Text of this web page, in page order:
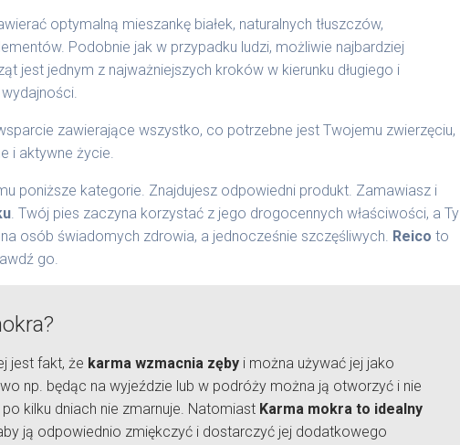
optymalną mieszankę białek, naturalnych tłuszczów,
Podobnie jak w przypadku ludzi, możliwie najbardziej
jest jednym z najważniejszych kroków w kierunku długiego i
zawierające wszystko, co potrzebne jest Twojemu zwierzęciu,
i aktywne życie.
poniższe kategorie. Znajdujesz odpowiedni produkt. Zamawiasz i
. Twój pies zaczyna korzystać z jego drogocennych właściwości, a Ty
osób świadomych zdrowia, a jednocześnie szczęśliwych. Reico to
go.
jest fakt, że karma wzmacnia zęby i można używać jej jako
np. będąc na wyjeździe lub w podróży można ją otworzyć i nie
kilku dniach nie zmarnuje. Natomiast Karma mokra to idealny
ją odpowiednio zmiękczyć i dostarczyć jej dodatkowego